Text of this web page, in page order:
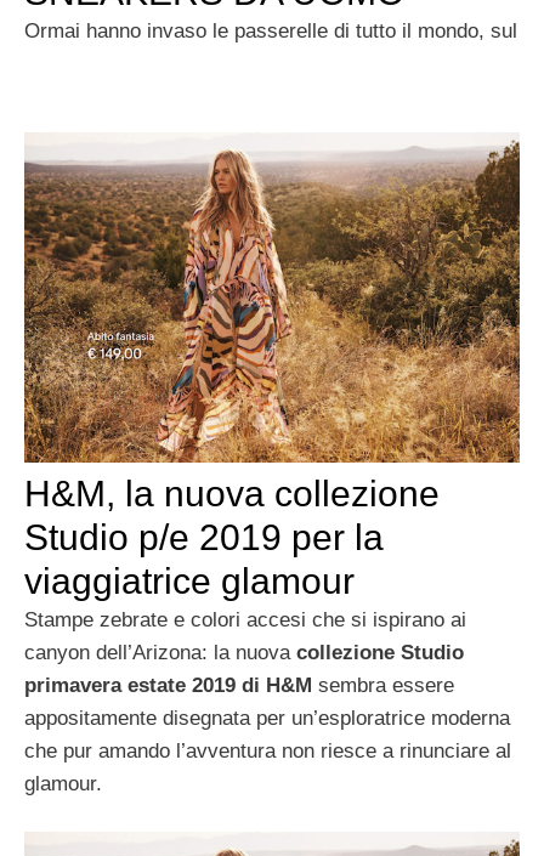
Ormai hanno invaso le passerelle di tutto il mondo, sul
H&M, la nuova collezione
Studio p/e 2019 per la
viaggiatrice glamour
Stampe zebrate e colori accesi che si ispirano ai
canyon dell’Arizona: la nuova collezione Studio
primavera estate 2019 di H&M sembra essere
appositamente disegnata per un’esploratrice moderna
che pur amando l’avventura non riesce a rinunciare al
glamour.